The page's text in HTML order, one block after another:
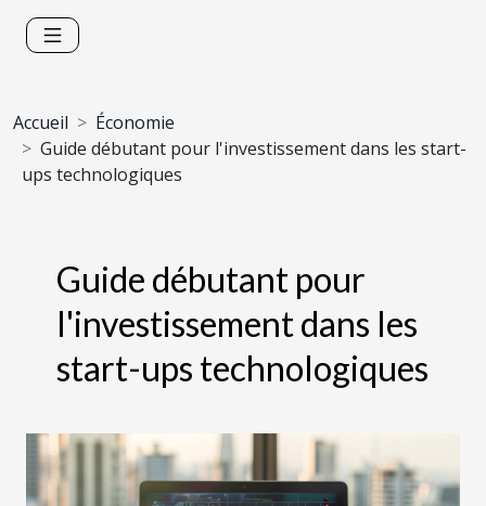
Accueil
Économie
Guide débutant pour l'investissement dans les start-
ups technologiques
Guide débutant pour
l'investissement dans les
start-ups technologiques